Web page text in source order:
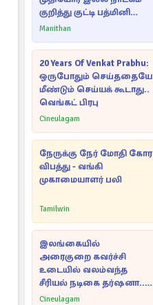
குறித்து குட்டி பத்மினி
பரபரப்பு பேட்டி
Manithan
20 Years Of Venkat Prabhu:
ஒருபோதும் செய்ததையே
மீண்டும் செய்யக் கூடாது..
வெங்கட் பிரபு
Cineulagam
நேருக்கு நேர் மோதி கோர
விபத்து - வங்கி
முகாமையாளர் பலி
Tamilwin
இலங்கையில்
அரைகுறை கவர்ச்சி
உடையில் வலம்வந்த
சீரியல் நடிகை தர்ஷனா...
அவரே வெளியிட்ட
Cineulagam